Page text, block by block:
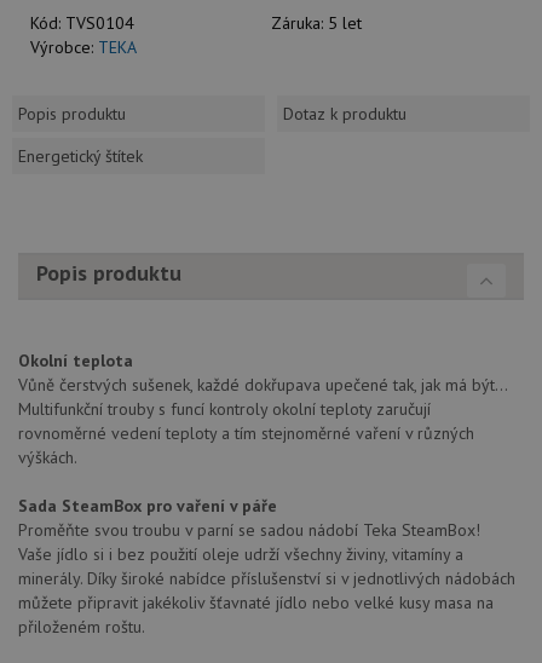
Kód: TVS0104 Záruka: 5 let
Výrobce: TEKA
Popis produktu
Dotaz k produktu
Energetický štítek
Popis produktu
Okolní teplota
Vůně čerstvých sušenek, každé dokřupava upečené tak, jak má být...
Multifunkční trouby s funcí kontroly okolní teploty zaručují
rovnoměrné vedení teploty a tím stejnoměrné vaření v různých
výškách.
Sada SteamBox pro vaření v páře
Proměňte svou troubu v parní se sadou nádobí Teka SteamBox!
Vaše jídlo si i bez použití oleje udrží všechny živiny, vitamíny a
minerály. Díky široké nabídce příslušenství si v jednotlivých nádobách
můžete připravit jakékoliv šťavnaté jídlo nebo velké kusy masa na
přiloženém roštu.